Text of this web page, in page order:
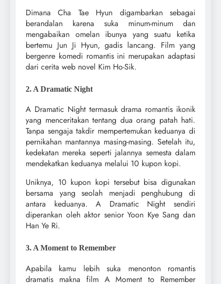
Dimana Cha Tae Hyun digambarkan sebagai
berandalan karena suka minum-minum dan
mengabaikan omelan ibunya yang suatu ketika
bertemu Jun Ji Hyun, gadis lancang. Film yang
bergenre komedi romantis ini merupakan adaptasi
dari cerita web novel Kim Ho-Sik.
2. A Dramatic Night
A Dramatic Night termasuk drama romantis ikonik
yang menceritakan tentang dua orang patah hati.
Tanpa sengaja takdir mempertemukan keduanya di
pernikahan mantannya masing-masing. Setelah itu,
kedekatan mereka seperti jalannya semesta dalam
mendekatkan keduanya melalui 10 kupon kopi.
Uniknya, 10 kupon kopi tersebut bisa digunakan
bersama yang seolah menjadi penghubung di
antara keduanya. A Dramatic Night sendiri
diperankan oleh aktor senior Yoon Kye Sang dan
Han Ye Ri.
3. A Moment to Remember
Apabila kamu lebih suka menonton romantis
dramatis makna film A Moment to Remember